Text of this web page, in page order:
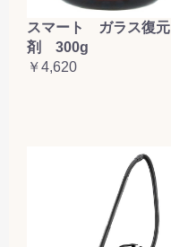
スマート ガラス復元
剤 300g
￥4,620